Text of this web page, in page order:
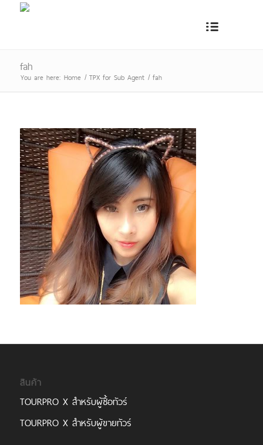
fah
You are here: Home / TPX for Sub Agent / fah
สินค้า
TOURPRO X สำหรับผู้ซื้อทัวร์
TOURPRO X สำหรับผู้ขายทัวร์